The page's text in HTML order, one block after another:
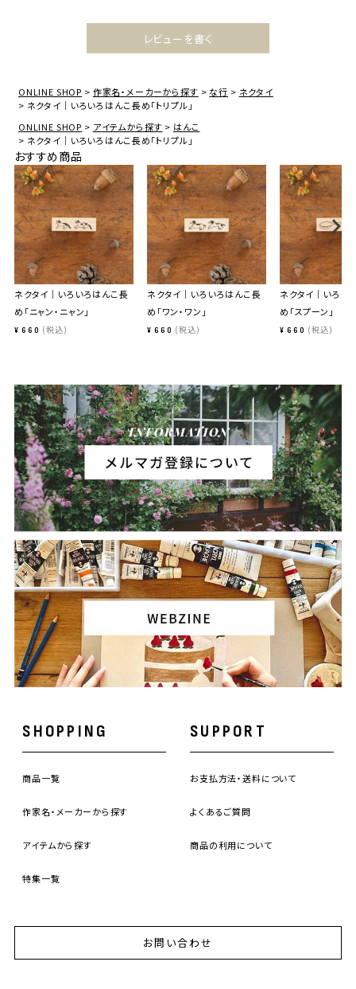
レビューを書く
ONLINE SHOP 作家名・メーカーから探す な行
ネクタイ
ネクタイ｜いろいろはんこ長め「トリプル」
ONLINE SHOP
アイテムから探す
はんこ
ネクタイ｜いろいろはんこ長め「トリプル」
おすすめ商品
ネクタイ｜いろいろはんこ長
め「ニャン・ニャン」
¥ 660 税込
ネクタイ｜いろいろはんこ長
め「ワン・ワン」
¥ 660 税込
ネクタイ｜いろい
め「スプーン」
¥ 660 税込
SHOPPING
商品一覧
作家名・メーカーから探す
アイテムから探す
特集一覧
SUPPORT
お支払方法・送料について
よくあるご質問
商品の利用について
お問い合わせ